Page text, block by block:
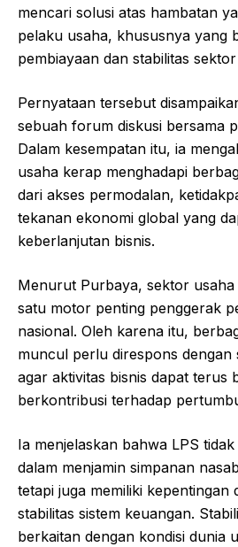
mencari solusi atas hambatan
pelaku usaha, khususnya yang
pembiayaan dan stabilitas
Pernyataan tersebut
sebuah forum diskusi bersama
Dalam kesempatan itu, ia
usaha kerap menghadapi
dari akses permodalan,
tekanan ekonomi global yang
keberlanjutan bisnis.
Menurut Purbaya, sektor
satu motor penting penggerak
nasional. Oleh karena itu,
muncul perlu direspons
agar aktivitas bisnis dapat terus
berkontribusi terhadap
Ia menjelaskan bahwa LPS
dalam menjamin simpanan
tetapi juga memiliki kepentingan
stabilitas sistem keuangan.
berkaitan dengan kondisi dunia